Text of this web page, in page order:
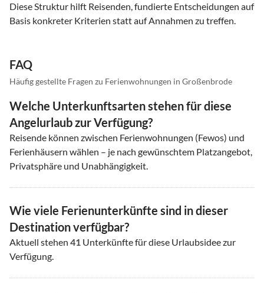
Diese Struktur hilft Reisenden, fundierte Entscheidungen auf
Basis konkreter Kriterien statt auf Annahmen zu treffen.
FAQ
Häufig gestellte Fragen zu Ferienwohnungen in Großenbrode
Welche Unterkunftsarten stehen für diese
Angelurlaub zur Verfügung?
Reisende können zwischen Ferienwohnungen (Fewos) und
Ferienhäusern wählen – je nach gewünschtem Platzangebot,
Privatsphäre und Unabhängigkeit.
Wie viele Ferienunterkünfte sind in dieser
Destination verfügbar?
Aktuell stehen 41 Unterkünfte für diese Urlaubsidee zur
Verfügung.